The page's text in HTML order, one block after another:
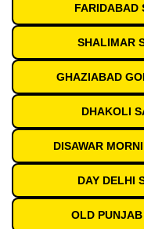
FARIDABAD
SHALIMAR
GHAZIABAD
DHAKOLI
DISAWAR
DAY DELHI
OLD